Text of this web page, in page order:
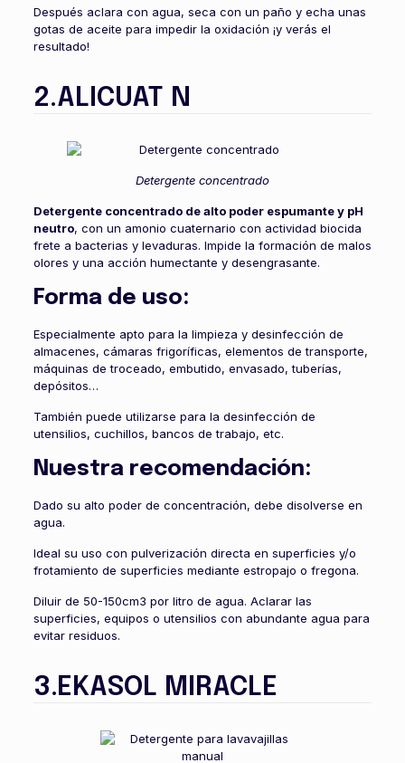
Después aclara con agua, seca con un paño y echa unas
gotas de aceite para impedir la oxidación ¡y verás el
resultado!
2.ALICUAT N
Detergente concentrado
Detergente concentrado de alto poder espumante y pH
neutro, con un amonio cuaternario con actividad biocida
frete a bacterias y levaduras. Impide la formación de malos
olores y una acción humectante y desengrasante.
Forma de uso:
Especialmente apto para la limpieza y desinfección de
almacenes, cámaras frigoríficas, elementos de transporte,
máquinas de troceado, embutido, envasado, tuberías,
depósitos…
También puede utilizarse para la desinfección de
utensilios, cuchillos, bancos de trabajo, etc.
Nuestra recomendación:
Dado su alto poder de concentración, debe disolverse en
agua.
Ideal su uso con pulverización directa en superficies y/o
frotamiento de superficies mediante estropajo o fregona.
Diluir de 50-150cm3 por litro de agua. Aclarar las
superficies, equipos o utensilios con abundante agua para
evitar residuos.
3.EKASOL MIRACLE